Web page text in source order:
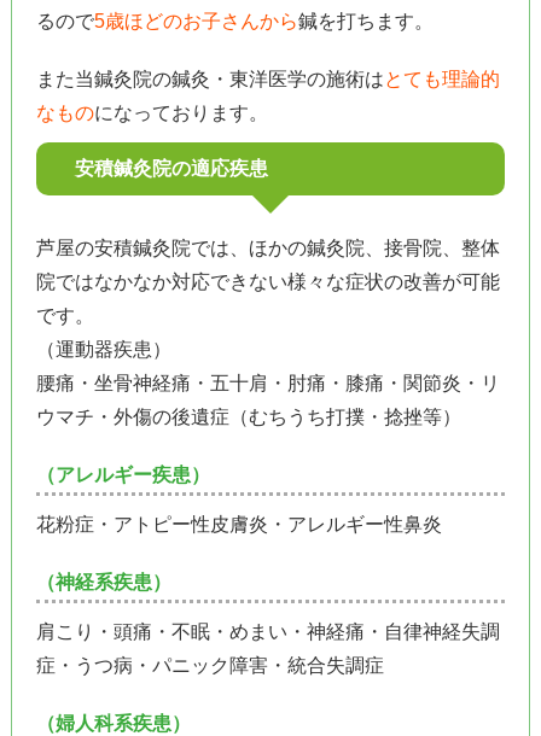
るので5歳ほどのお子さんから鍼を打ちます。
また当鍼灸院の鍼灸・東洋医学の施術はとても理論的
なものになっております。
安積鍼灸院の適応疾患
芦屋の安積鍼灸院では、ほかの鍼灸院、接骨院、整体
院ではなかなか対応できない様々な症状の改善が可能
です。
（運動器疾患）
腰痛・坐骨神経痛・五十肩・肘痛・膝痛・関節炎・リ
ウマチ・外傷の後遺症（むちうち打撲・捻挫等）
（アレルギー疾患）
花粉症・アトピー性皮膚炎・アレルギー性鼻炎
（神経系疾患）
肩こり・頭痛・不眠・めまい・神経痛・自律神経失調
症・うつ病・パニック障害・統合失調症
（婦人科系疾患）